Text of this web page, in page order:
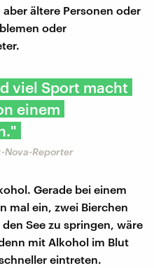
ältere Personen oder
oder
viel Sport macht
einem
Nova-Reporter
Gerade bei einem
mal ein, zwei Bierchen
See zu springen, wäre
mit Alkohol im Blut
eintreten.